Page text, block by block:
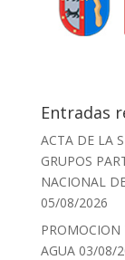
Entradas
ACTA DE LA
GRUPOS
NACIONAL
05/08/2026
PROMOCION
AGUA 03/08/